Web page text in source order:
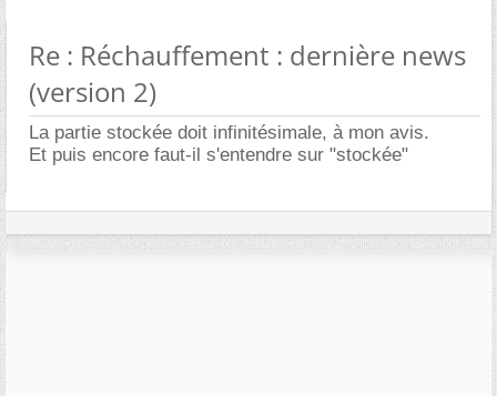
Re : Réchauffement : dernière news
(version 2)
La partie stockée doit infinitésimale, à mon avis.
Et puis encore faut-il s'entendre sur "stockée"